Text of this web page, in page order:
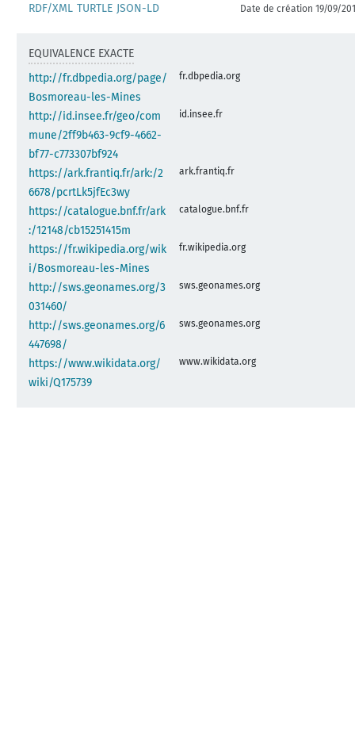
RDF/XML TURTLE JSON-LD Date de création 19/09/
EQUIVALENCE EXACTE
http://fr.dbpedia.org/page/
Bosmoreau-les-Mines
fr.dbpedia.org
http://id.insee.fr/geo/com
mune/2ff9b463-9cf9-4662-
bf77-c773307bf924
id.insee.fr
https://ark.frantiq.fr/ark:/2
6678/pcrtLk5jfEc3wy
ark.frantiq.fr
https://catalogue.bnf.fr/ark
:/12148/cb15251415m
catalogue.bnf.fr
https://fr.wikipedia.org/wik
i/Bosmoreau-les-Mines
fr.wikipedia.org
http://sws.geonames.org/3
031460/
sws.geonames.org
http://sws.geonames.org/6
447698/
sws.geonames.org
https://www.wikidata.org/
wiki/Q175739
www.wikidata.org